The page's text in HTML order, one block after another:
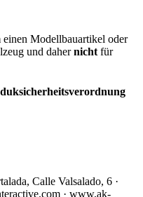
Modellbauartikel oder
und dahernicht für
Calle Valsalado, 6 ·
· www.ak-